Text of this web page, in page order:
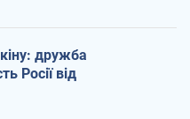
дружба
Росії від